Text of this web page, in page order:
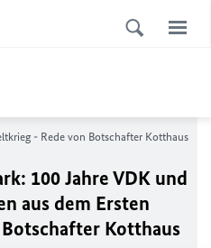
- Rede von Botschafter Kotthaus
100 Jahre VDK und
aus dem Ersten
Kotthaus